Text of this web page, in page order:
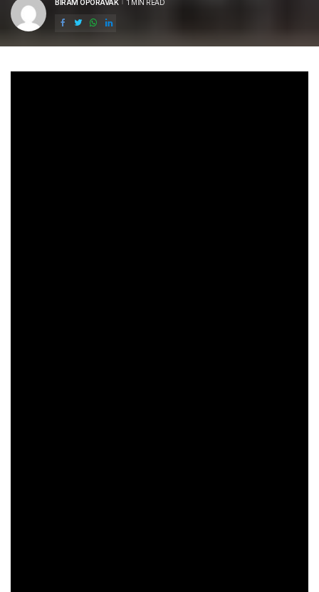
POSTED
BIRAM OPORAVAK 1 MIN READ